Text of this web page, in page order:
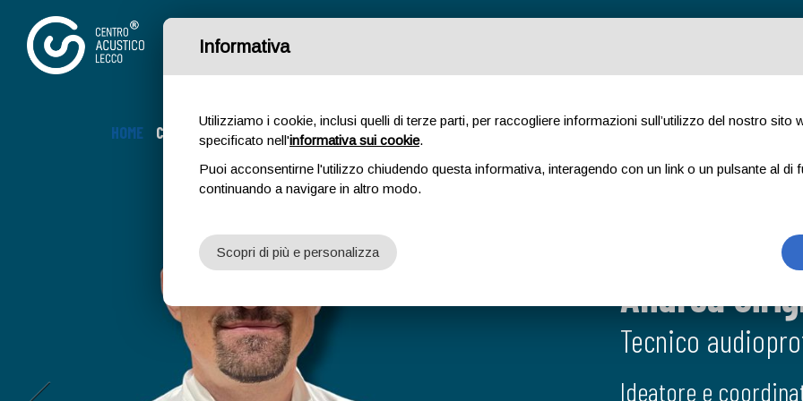
HOME CHI SIAMO APPARECCHI ACUSTICI DINA.MO ACUFENE ESAMI
E SE
GRADO DI
Andrea
Tecnico
Ideatore e
IN
Il metodo che
E SE
GRADO DI
Andrea
Tecnico
Ideatore e
Informativa
Utilizziamo i cookie, inclusi quelli di terze parti, per raccogliere informazioni sull’utilizzo del nostro sito
specificato nell'informativa sui cookie.
Puoi acconsentirne l'utilizzo chiudendo questa informativa, interagendo con un link o un pulsante al di
continuando a navigare in altro modo.
Scopri di più e personalizza